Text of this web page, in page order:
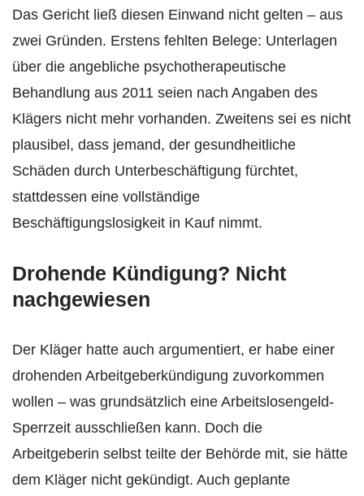
Das Gericht ließ diesen Einwand nicht gelten – aus
zwei Gründen. Erstens fehlten Belege: Unterlagen
über die angebliche psychotherapeutische
Behandlung aus 2011 seien nach Angaben des
Klägers nicht mehr vorhanden. Zweitens sei es nicht
plausibel, dass jemand, der gesundheitliche
Schäden durch Unterbeschäftigung fürchtet,
stattdessen eine vollständige
Beschäftigungslosigkeit in Kauf nimmt.
Drohende Kündigung? Nicht
nachgewiesen
Der Kläger hatte auch argumentiert, er habe einer
drohenden Arbeitgeberkündigung zuvorkommen
wollen – was grundsätzlich eine Arbeitslosengeld-
Sperrzeit ausschließen kann. Doch die
Arbeitgeberin selbst teilte der Behörde mit, sie hätte
dem Kläger nicht gekündigt. Auch geplante